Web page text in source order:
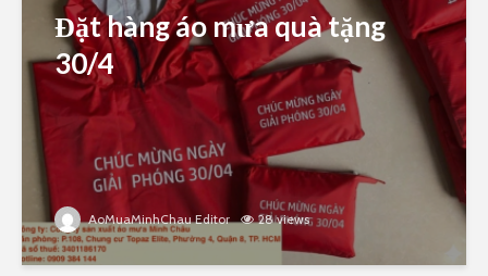
Đặt hàng áo mưa quà tặng
30/4
AoMuaMinhChau Editor 28 views